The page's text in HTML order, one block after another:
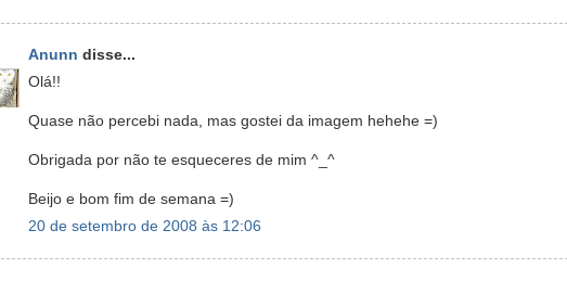
Anunn disse...
Olá!!
Quase não percebi nada, mas gostei da imagem hehehe =)
Obrigada por não te esqueceres de mim ^_^
Beijo e bom fim de semana =)
20 de setembro de 2008 às 12:06